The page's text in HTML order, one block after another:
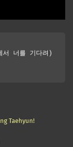
너를 기다려)
Taehyun!